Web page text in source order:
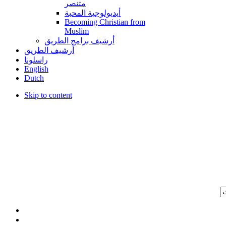
متنصر
أيديولوجية المحبة
Becoming Christian from
Muslim
أرشيف برامج الطريق
أرشيف الطريق
راسلونا
English
Dutch
Skip to content